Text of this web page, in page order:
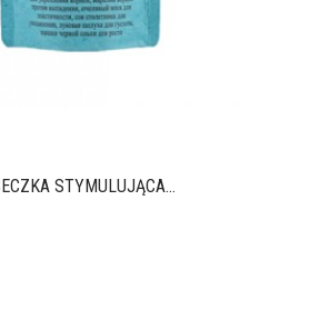
STYMULUJĄCA...